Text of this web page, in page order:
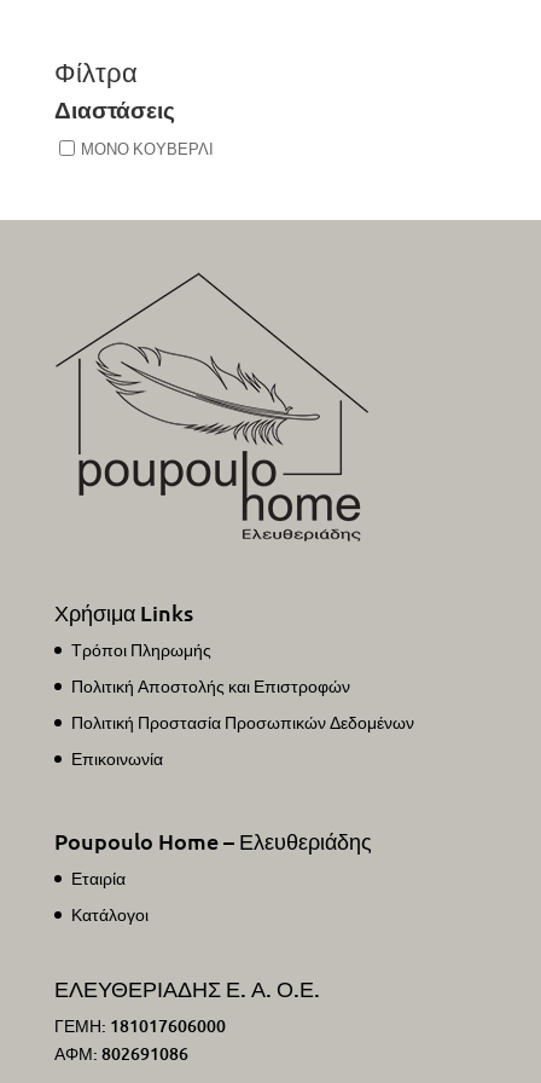
Φίλτρα
Διαστάσεις
ΜΟΝΟ ΚΟΥΒΕΡΛΙ
Χρήσιμα Links
Τρόποι Πληρωμής
Πολιτική Αποστολής και Επιστροφών
Πολιτική Προστασία Προσωπικών Δεδομένων
Επικοινωνία
Poupoulo Home – Ελευθεριάδης
Εταιρία
Κατάλογοι
ΕΛΕΥΘΕΡΙΑΔΗΣ Ε. Α. Ο.Ε.
ΓΕΜΗ: 181017606000
ΑΦΜ: 802691086